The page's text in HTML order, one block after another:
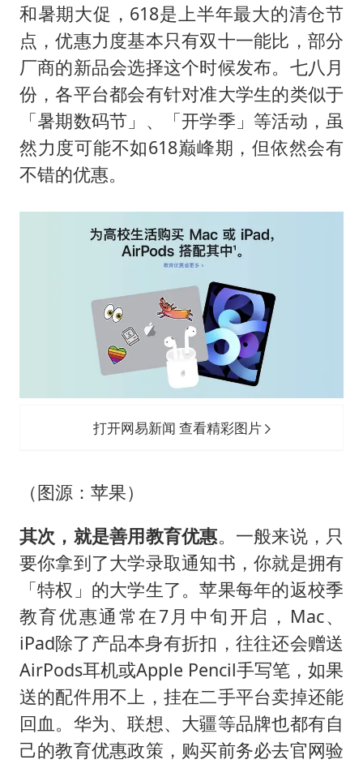
和暑期大促，618是上半年最大的清仓节
点，优惠力度基本只有双十一能比，部分
厂商的新品会选择这个时候发布。七八月
份，各平台都会有针对准大学生的类似于
「暑期数码节」、「开学季」等活动，虽
然力度可能不如618巅峰期，但依然会有
不错的优惠。
打开网易新闻 查看精彩图片
（图源：苹果）
其次，就是善用教育优惠。一般来说，只
要你拿到了大学录取通知书，你就是拥有
「特权」的大学生了。苹果每年的返校季
教育优惠通常在7月中旬开启，Mac、
iPad除了产品本身有折扣，往往还会赠送
AirPods耳机或Apple Pencil手写笔，如果
送的配件用不上，挂在二手平台卖掉还能
回血。华为、联想、大疆等品牌也都有自
己的教育优惠政策，购买前务必去官网验